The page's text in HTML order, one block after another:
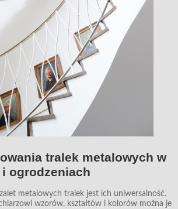
tralek metalowych w
ogrodzeniach
metalowych tralek jest ich uniwersalność.
wzorów, kształtów i kolorów można je